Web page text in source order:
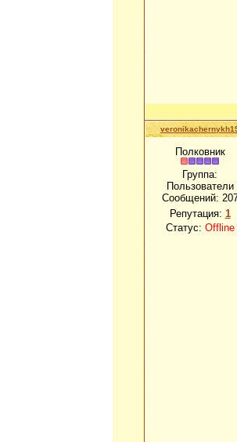
Полковник
Группа:
Пользователи
Сообщений:
Репутация: 1
Статус: Offline